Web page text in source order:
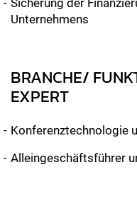
Sicherung der
Unternehmens
BRANCHE/
EXPERT
Konferenztechnologie
Alleingeschäftsführer